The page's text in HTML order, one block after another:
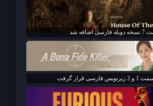
قرار گرفت